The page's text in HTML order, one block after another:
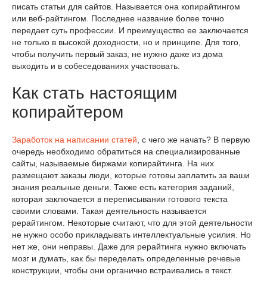
писать статьи для сайтов. Называется она копирайтингом
или веб-райтингом. Последнее название более точно
передает суть профессии. И преимущество ее заключается
не только в высокой доходности, но и принципе. Для того,
чтобы получить первый заказ, не нужно даже из дома
выходить и в собеседованиях участвовать.
Как стать настоящим
копирайтером
Заработок на написании статей , с чего же начать? В первую
очередь необходимо обратиться на специализированные
сайты, называемые биржами копирайтинга. На них
размещают заказы люди, которые готовы заплатить за ваши
знания реальные деньги. Также есть категория заданий,
которая заключается в переписывании готового текста
своими словами. Такая деятельность называется
рерайтингом. Некоторые считают, что для этой деятельности
не нужно особо прикладывать интеллектуальные усилия. Но
нет же, они неправы. Даже для рерайтинга нужно включать
мозг и думать, как бы переделать определенные речевые
конструкции, чтобы они органично встраивались в текст.